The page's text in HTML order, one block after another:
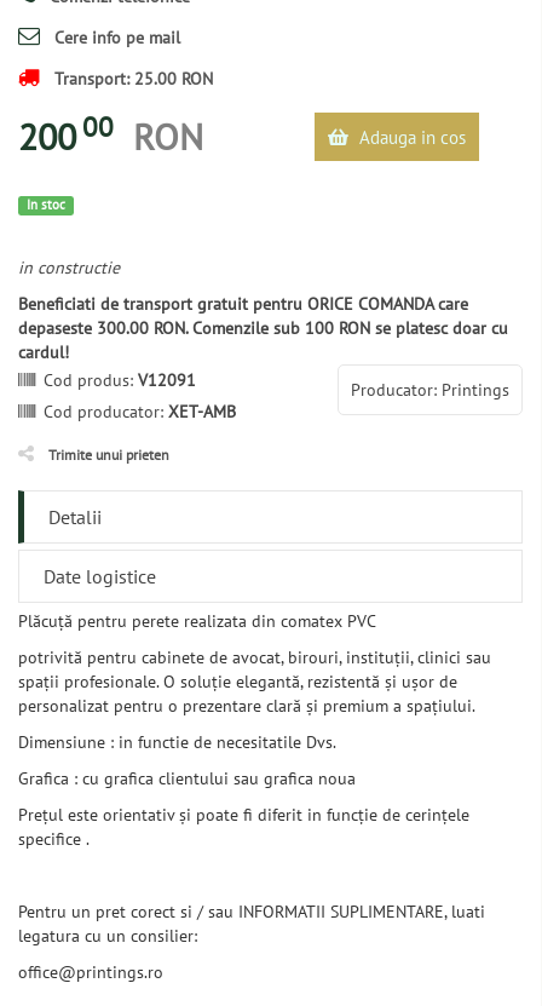
Cere info pe mail
Transport: 25.00 RON
200 00 RON Adauga in cos
In stoc
in constructie
Beneficiati de transport gratuit pentru ORICE COMANDA care
depaseste 300.00 RON. Comenzile sub 100 RON se platesc doar cu
cardul!
Producator: Printings
Cod produs: V12091
Cod producator: XET-AMB
Trimite unui prieten
Detalii
Date logistice
Plăcuță pentru perete realizata din comatex PVC
potrivită pentru cabinete de avocat, birouri, instituții, clinici sau
spații profesionale. O soluție elegantă, rezistentă și ușor de
personalizat pentru o prezentare clară și premium a spațiului.
Dimensiune : in functie de necesitatile Dvs.
Grafica : cu grafica clientului sau grafica noua
Prețul este orientativ și poate fi diferit in funcție de cerințele
specifice .
Pentru un pret corect si / sau INFORMATII SUPLIMENTARE, luati
legatura cu un consilier:
office@printings.ro